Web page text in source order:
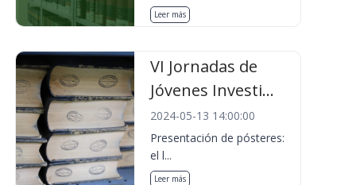
Leer más
VI Jornadas de
Jóvenes Investi...
2024-05-13 14:00:00
Presentación de pósteres:
el l...
Leer más